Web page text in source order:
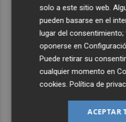
solo a este sitio web.
pueden basarse en el
lugar del
oponerse en
Puede retirar su
cualquier momento en
cookies .Política de
ACEPTAR